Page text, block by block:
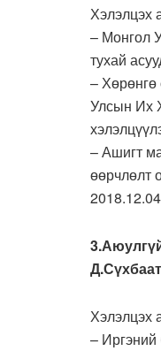
Хэлэлцэх
– Монгол
тухай
– Хөрөнгө
Улсын Их
– Ашигт
өөрчлөлт
Хэлэлцэх
– Иргэний